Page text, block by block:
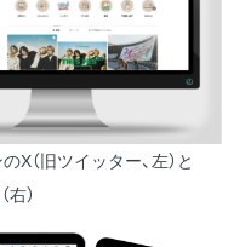
X（旧ツイッター、左）と
（右）